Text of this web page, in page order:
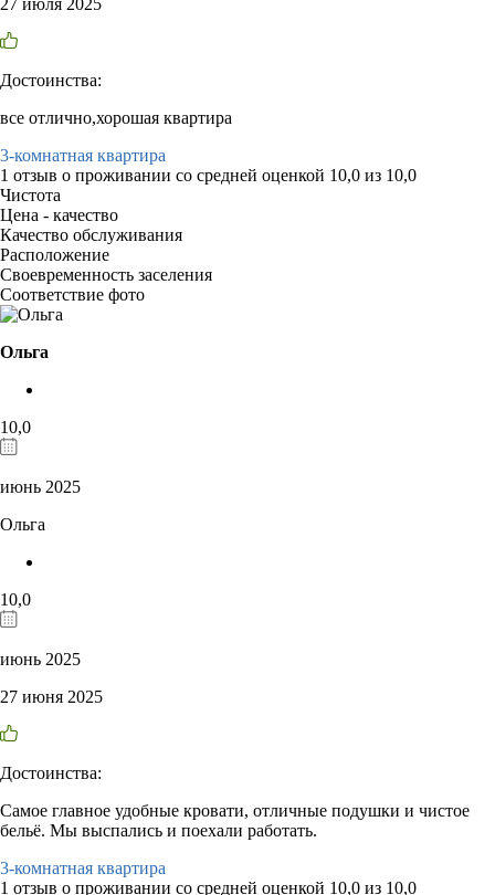
Достоинства:
все отлично,хорошая квартира
3-комнатная квартира
1 отзыв о проживании со средней оценкой 10,0 из 10,0
Чистота
Цена - качество
Качество обслуживания
Расположение
Своевременность заселения
Соответствие фото
Ольга
10,0
июнь 2025
Ольга
10,0
июнь 2025
27 июня 2025
Достоинства:
Самое главное удобные кровати, отличные подушки и чистое
бельё. Мы выспались и поехали работать.
3-комнатная квартира
1 отзыв о проживании со средней оценкой 10,0 из 10,0